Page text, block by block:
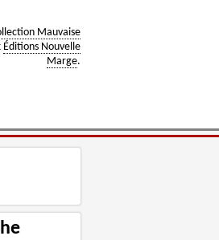
Mauvaise
Éditions Nouvelle
Marge.